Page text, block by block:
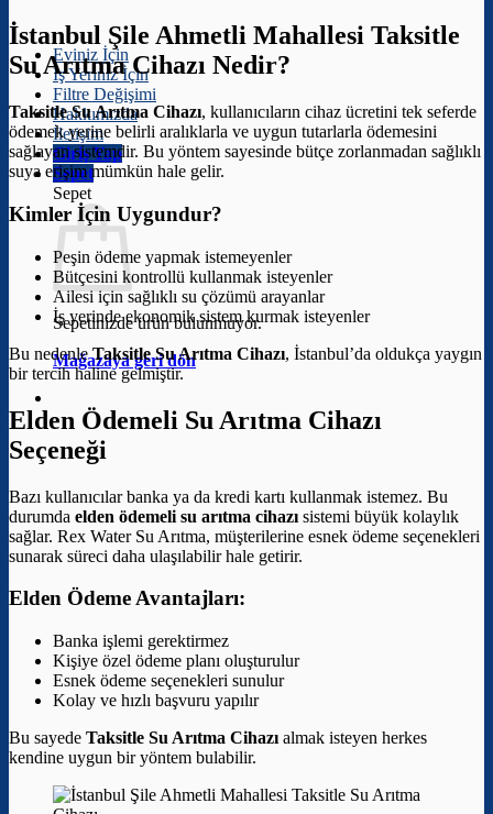
Eviniz İçin
İş Yeriniz İçin
Filtre Değişimi
Hakkımızda
İletişim
Giriş Yap
Sepet
Sepet
Sepetinizde ürün bulunmuyor.
Mağazaya geri dön
İstanbul Şile Ahmetli Mahallesi Taksitle
Su Arıtma Cihazı Nedir?
Taksitle Su Arıtma Cihazı, kullanıcıların cihaz ücretini tek seferde
ödemek yerine belirli aralıklarla ve uygun tutarlarla ödemesini
sağlayan sistemdir. Bu yöntem sayesinde bütçe zorlanmadan sağlıklı
suya erişim mümkün hale gelir.
Kimler İçin Uygundur?
Peşin ödeme yapmak istemeyenler
Bütçesini kontrollü kullanmak isteyenler
Ailesi için sağlıklı su çözümü arayanlar
İş yerinde ekonomik sistem kurmak isteyenler
Bu nedenleTaksitle Su Arıtma Cihazı, İstanbul’da oldukça yaygın
bir tercih haline gelmiştir.
Elden Ödemeli Su Arıtma Cihazı
Seçeneği
Bazı kullanıcılar banka ya da kredi kartı kullanmak istemez. Bu
durumda elden ödemeli su arıtma cihazı sistemi büyük kolaylık
sağlar. Rex Water Su Arıtma, müşterilerine esnek ödeme seçenekleri
sunarak süreci daha ulaşılabilir hale getirir.
Elden Ödeme Avantajları:
Banka işlemi gerektirmez
Kişiye özel ödeme planı oluşturulur
Esnek ödeme seçenekleri sunulur
Kolay ve hızlı başvuru yapılır
Bu sayede Taksitle Su Arıtma Cihazı almak isteyen herkes
kendine uygun bir yöntem bulabilir.